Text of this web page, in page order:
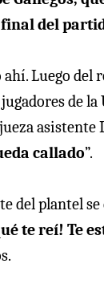
final del
Luego del
de la
callado”.
del plantel
te reí! Te